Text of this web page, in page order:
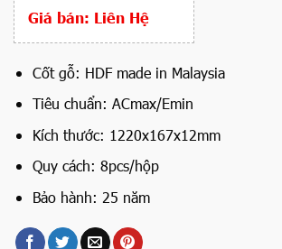
Giá bán: Liên Hệ
Cốt gỗ: HDF made in Malaysia
Tiêu chuẩn: ACmax/Emin
Kích thước: 1220x167x12mm
Quy cách: 8pcs/hộp
Bảo hành: 25 năm